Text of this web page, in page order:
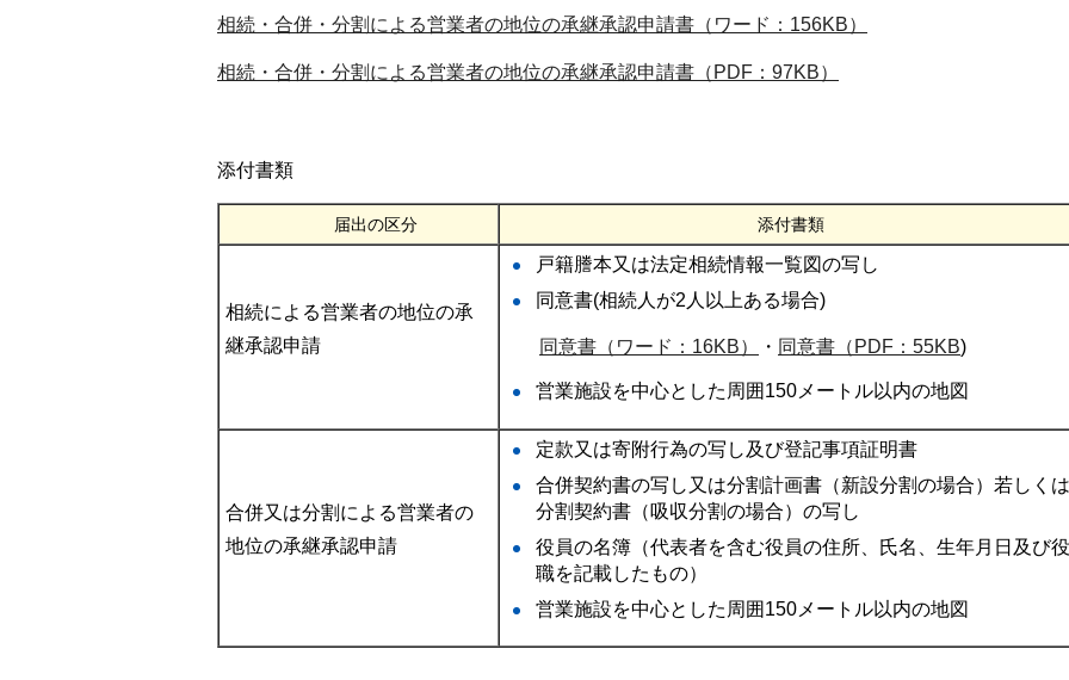
相続・合併・分割による営業者の地位の承継承認申請書（ワード：156KB）
相続・合併・分割による営業者の地位の承継承認申請書（PDF：97KB）
添付書類
届出の区分 添付書類
相続による営業者の地位の承
継承認申請
戸籍謄本又は法定相続情報一覧図の写し
同意書(相続人が2人以上ある場合)
同意書（ワード：16KB） ・ 同意書（PDF：55KB)
営業施設を中心とした周囲150メートル以内の地図
合併又は分割による営業者の
地位の承継承認申請
定款又は寄附行為の写し及び登記事項証明書
合併契約書の写し又は分割計画書（新設分割の場合）若しく
分割契約書（吸収分割の場合）の写し
役員の名簿（代表者を含む役員の住所、氏名、生年月日及び
職を記載したもの）
営業施設を中心とした周囲150メートル以内の地図